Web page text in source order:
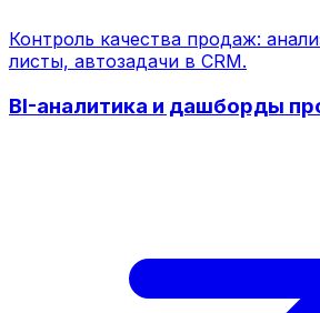
Контроль качества продаж:
листы, автозадачи в CRM.
BI-аналитика и дашборды